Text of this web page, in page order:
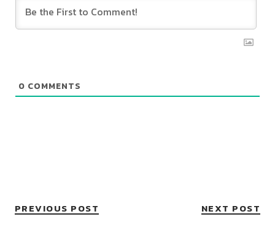
0 COMMENTS
PREVIOUS POST NEXT POST